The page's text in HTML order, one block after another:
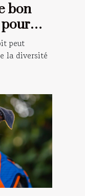
bon
peut
la diversité